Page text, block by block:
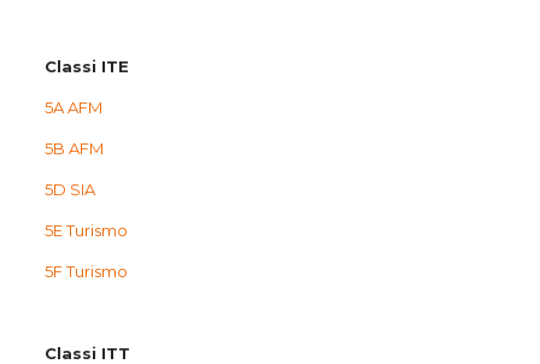
Classi ITE
5A AFM
5B AFM
5D SIA
5E Turismo
5F Turismo
Classi ITT